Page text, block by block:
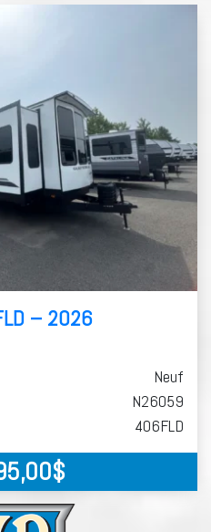
– 2026
Neuf
N26059
406FLD
$